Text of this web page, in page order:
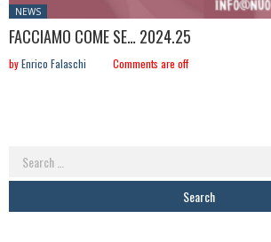
Posted
in:
NEWS
FACCIAMO COME SE… 2024.25
byEnrico Falaschi Comments are off
Search
for: